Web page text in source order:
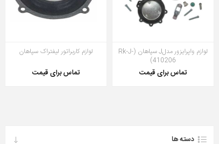
لوازم واپرایزور مدلJ سپاهان (Rk-J-
410206)
تماس برای قیمت
لوازم کاربراتور لیفتراک سپاهان
تماس برای قیمت
دسته ها